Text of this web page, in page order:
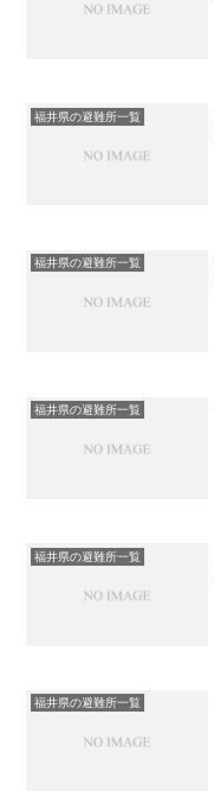
福井県の避難所一覧
福井県の避難所一覧
福井県の避難所一覧
福井県の避難所一覧
福井県の避難所一覧